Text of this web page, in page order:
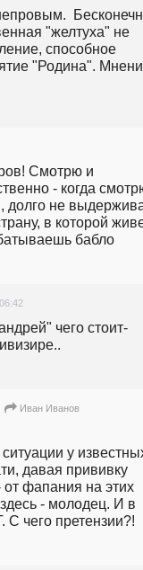
"желтуха" не
способное
"Родина".
Смотрю и
- когда
долго не
в которой
бабло
чего стоит-
Иван Иванов
у
давая прививку
фапания на этих
- молодец. И в
чего претензии?!